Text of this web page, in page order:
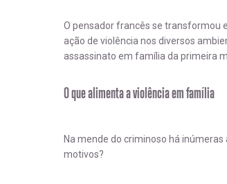
O pensador francês se transformou
ação de violência nos diversos
assassinato em família da primeira
O que alimenta a violência em família
Na mende do criminoso há
motivos?